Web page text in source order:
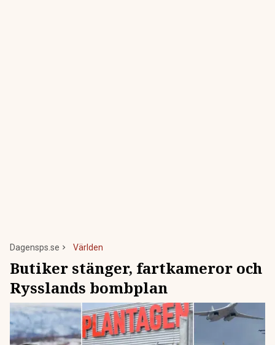
Dagensps.se Världen
Butiker stänger, fartkameror och
Rysslands bombplan